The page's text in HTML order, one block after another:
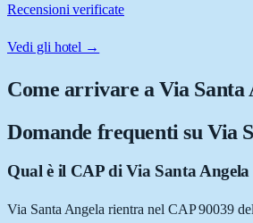
Recensioni verificate
Vedi gli hotel →
Come arrivare aVia Santa
Domande frequenti su Via
Qual è il CAP di Via Santa
Via Santa Angela rientra nel CAP 90039